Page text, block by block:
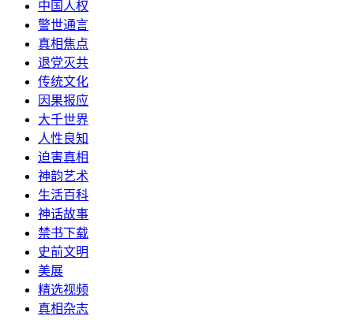
中国人权
警世通言
真相焦点
退党灭共
传统文化
因果报应
大千世界
人性良知
迫害真相
神韵艺术
生活百科
神话故事
禁书下载
史前文明
美展
精选视频
真相杂志